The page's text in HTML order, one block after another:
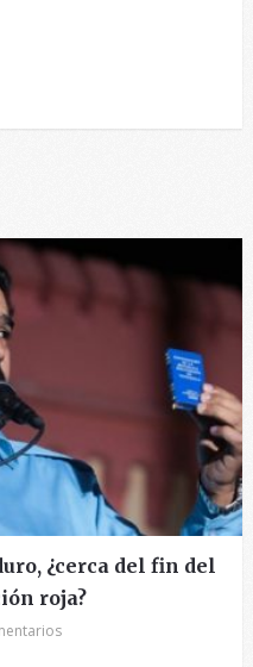
¿cerca del fin del
roja?